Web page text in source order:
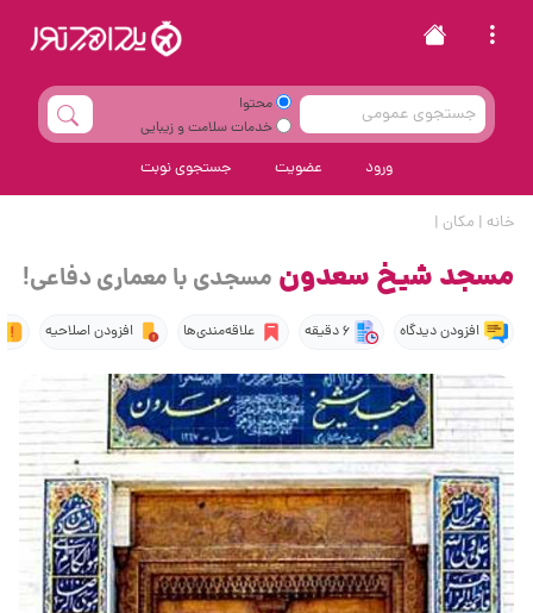
محتوا
خدمات سلامت و زیبایی
ورود عضویت جستجوی نوبت
خانه | مکان |
مسجد شیخ سعدون مسجدی با معماری دفاعی!
افزودن دیدگاه 6 دقیقه علاقه‌مندی‌ها افزودن اصلاحیه